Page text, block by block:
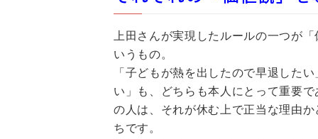
上田さんが実現したルールの一つが
いうもの。
「子どもが熱を出したので早退した
い」も、どちらも本人にとって重要
の人は、それが休む上で正当な理由
ちです。